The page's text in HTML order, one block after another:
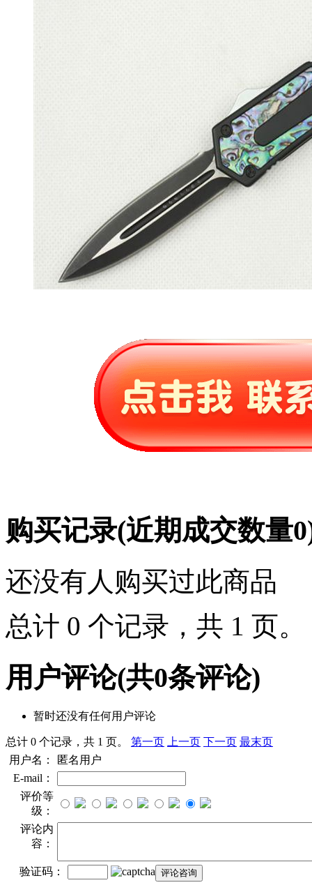
购买记录(近期成交数量0
还没有人购买过此商品
总计 0 个记录，共 1 页。
用户评论(共0条评论)
暂时还没有任何用户评论
总计 0 个记录，共 1 页。 第一页 上一页 下一页 最末页
用户名：
匿名用户
E-mail：
评价等
级：
评论内
容：
验证码：